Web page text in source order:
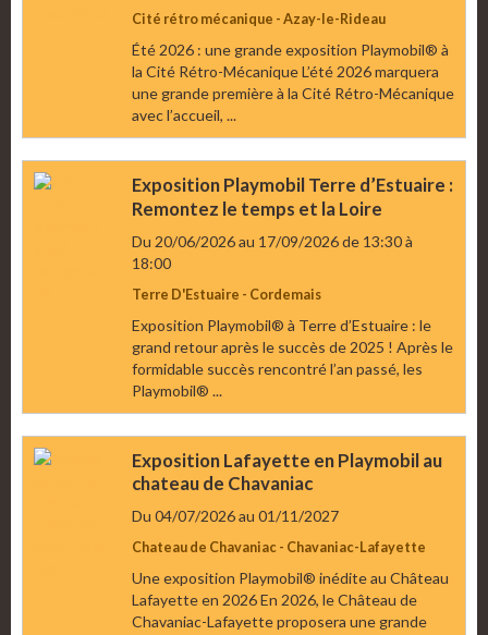
Cité rétro mécanique - Azay-le-Rideau
Été 2026 : une grande exposition Playmobil® à
la Cité Rétro-Mécanique L’été 2026 marquera
une grande première à la Cité Rétro-Mécanique
avec l’accueil, ...
Exposition Playmobil Terre d’Estuaire :
Remontez le temps et la Loire
Du 20/06/2026au 17/09/2026de 13:30à
18:00
Terre D'Estuaire - Cordemais
Exposition Playmobil® à Terre d’Estuaire : le
grand retour après le succès de 2025 ! Après le
formidable succès rencontré l’an passé, les
Playmobil® ...
Exposition Lafayette en Playmobil au
chateau de Chavaniac
Du 04/07/2026au 01/11/2027
Chateau de Chavaniac - Chavaniac-Lafayette
Une exposition Playmobil® inédite au Château
Lafayette en 2026 En 2026, le Château de
Chavaniac-Lafayette proposera une grande